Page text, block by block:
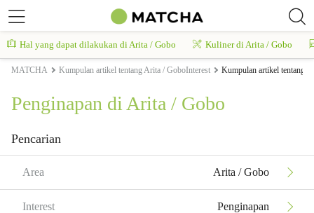
Hal yang dapat dilakukan di Arita / Gobo Kuliner di Arita / Gobo
MATCHA Kumpulan artikel tentang Arita / GoboInterest Kumpulan artikel tentang
Penginapan di Arita / Gobo
Pencarian
Area Arita / Gobo
Interest Penginapan